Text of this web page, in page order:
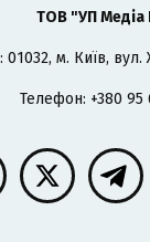
ТОВ "УП Медіа
01032, м. Київ,
Телефон: +380 95